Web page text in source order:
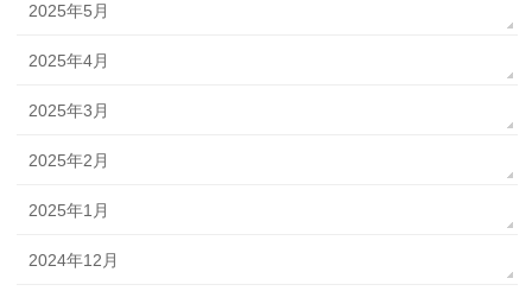
2025年5月
2025年4月
2025年3月
2025年2月
2025年1月
2024年12月